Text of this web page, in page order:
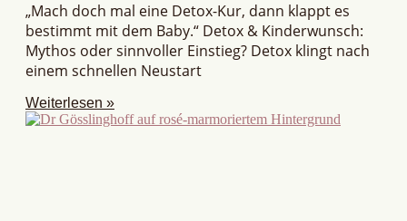
„Mach doch mal eine Detox-Kur, dann klappt es
bestimmt mit dem Baby.“ Detox & Kinderwunsch:
Mythos oder sinnvoller Einstieg? Detox klingt nach
einem schnellen Neustart
Weiterlesen »